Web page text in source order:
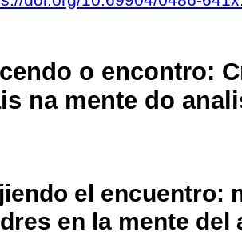
o encontro:
na mente do
el encuentro:
en la mente del